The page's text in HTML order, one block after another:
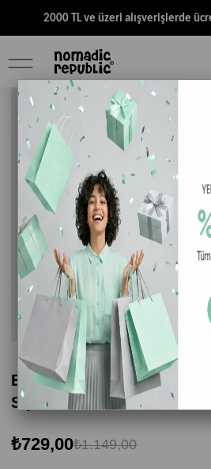
2000 TL ve üzeri alışverişlerde
Ellesse EM186-1-BK V
Siyah
₺1.149,00
₺729,00